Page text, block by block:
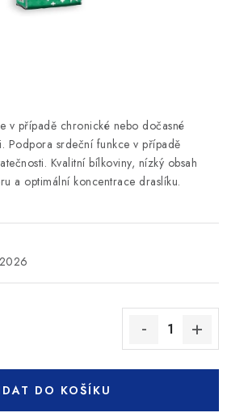
v případě chronické nebo dočasné
Podpora srdeční funkce v případě
Kvalitní bílkoviny, nízký obsah
a optimální koncentrace draslíku.
DO KOŠÍKU